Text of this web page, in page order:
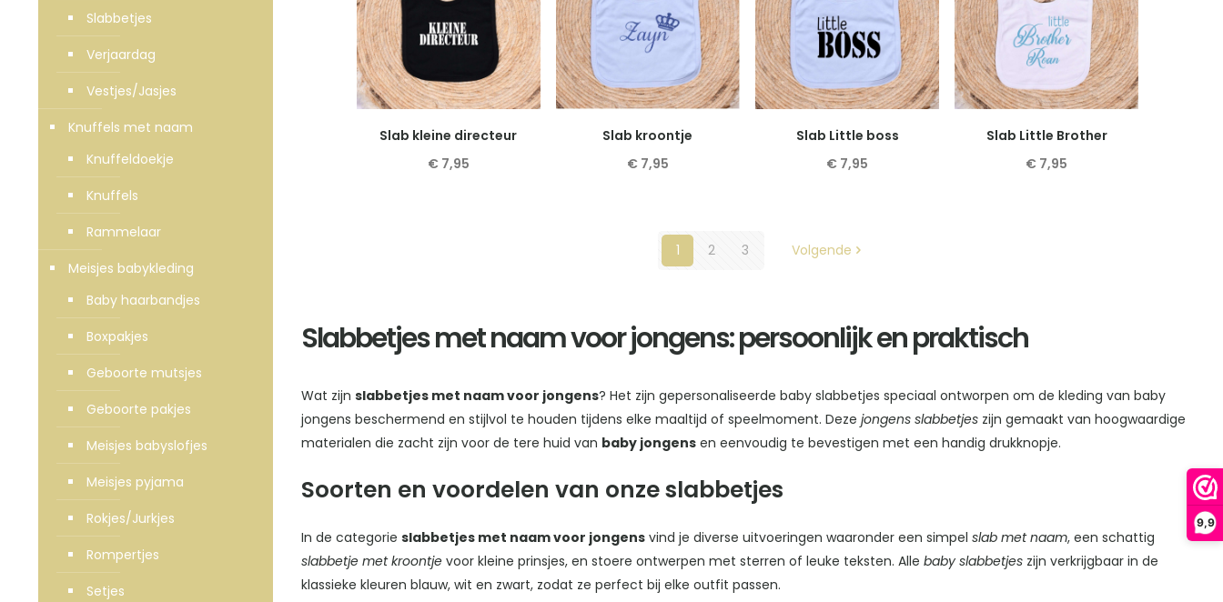
9,9
variaties.
Deze
kan
gekozen
worden
op
variaties.
Deze
kan
gekozen
worden
op
variaties.
Deze
optie
kan
gekozen
worden
op
variaties.
Deze
optie
kan
gekozen
worden
op
Slab kleine directeur
€7,95
optie
worden
op
de
productpagina
Slab kroontje
€7,95
heeft
meerdere
optie
worden
op
de
productpagina
Slab Little boss
€ 7,95
optie
kan
worden
op
de
Slab Little Brother
€ 7,95
worden
op
de
1 2 3 Volgende
Slabbetjes met naam voor jongens: persoonlijk en praktisch
Wat zijn slabbetjes met naam voor jongens? Het zijn gepersonaliseerde baby slabbetjes speciaal ontworpen om de kleding van baby
jongens beschermend en stijlvol te houden tijdens elke maaltijd of speelmoment. Deze jongens slabbetjes zijn gemaakt van hoogwaardige
materialen die zacht zijn voor de tere huid van baby jongens en eenvoudig te bevestigen met een handig drukknopje.
Soorten en voordelen van onze slabbetjes
In de categorie slabbetjes met naam voor jongens vind je diverse uitvoeringen waaronder een simpel slab met naam, een schattig
slabbetje met kroontje voor kleine prinsjes, en stoere ontwerpen met sterren of leuke teksten. Alle baby slabbetjes zijn verkrijgbaar in de
klassieke kleuren blauw, wit en zwart, zodat ze perfect bij elke outfit passen.
Slabbetjes
Verjaardag
Vestjes/Jasjes
Knuffels met naam
Knuffeldoekje
Knuffels
Rammelaar
Meisjes babykleding
Baby haarbandjes
Boxpakjes
Geboorte mutsjes
Geboorte pakjes
Meisjes babyslofjes
Meisjes pyjama
Rokjes/Jurkjes
Rompertjes
Setjes